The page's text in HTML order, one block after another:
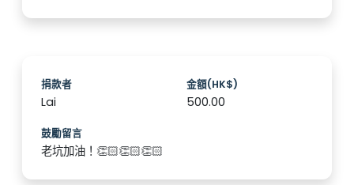
捐款者
Lai
金額(HK$)
500.00
鼓勵留言
老坑加油！👏🏻👏🏻👏🏻